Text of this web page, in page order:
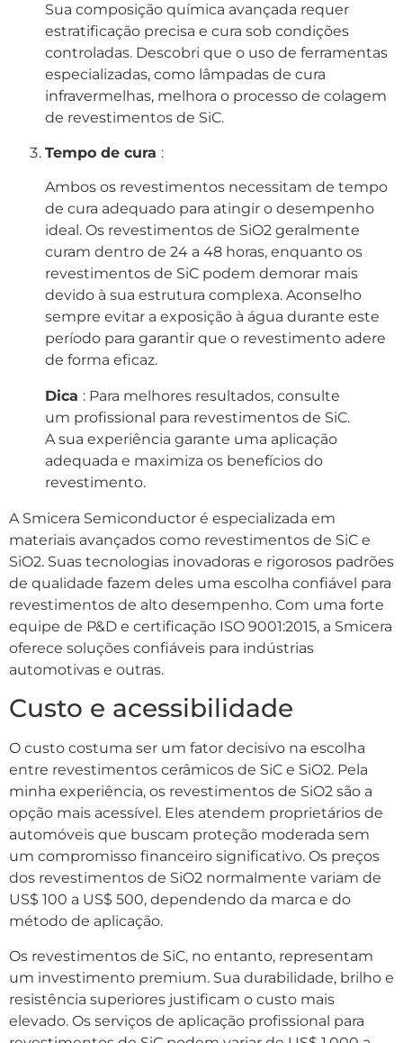
Sua composição química avançada requer
estratificação precisa e cura sob condições
controladas. Descobri que o uso de ferramentas
especializadas, como lâmpadas de cura
infravermelhas, melhora o processo de colagem
de revestimentos de SiC.
Tempo de cura :
Ambos os revestimentos necessitam de tempo
de cura adequado para atingir o desempenho
ideal. Os revestimentos de SiO2 geralmente
curam dentro de 24 a 48 horas, enquanto os
revestimentos de SiC podem demorar mais
devido à sua estrutura complexa. Aconselho
sempre evitar a exposição à água durante este
período para garantir que o revestimento adere
de forma eficaz.
Dica : Para melhores resultados, consulte
um profissional para revestimentos de SiC.
A sua experiência garante uma aplicação
adequada e maximiza os benefícios do
revestimento.
A Smicera Semiconductor é especializada em
materiais avançados como revestimentos de SiC e
SiO2. Suas tecnologias inovadoras e rigorosos padrões
de qualidade fazem deles uma escolha confiável para
revestimentos de alto desempenho. Com uma forte
equipe de P&D e certificação ISO 9001:2015, a Smicera
oferece soluções confiáveis ​​para indústrias
automotivas e outras.
Custo e acessibilidade
O custo costuma ser um fator decisivo na escolha
entre revestimentos cerâmicos de SiC e SiO2. Pela
minha experiência, os revestimentos de SiO2 são a
opção mais acessível. Eles atendem proprietários de
automóveis que buscam proteção moderada sem
um compromisso financeiro significativo. Os preços
dos revestimentos de SiO2 normalmente variam de
US$ 100 a US$ 500, dependendo da marca e do
método de aplicação.
Os revestimentos de SiC, no entanto, representam
um investimento premium. Sua durabilidade, brilho e
resistência superiores justificam o custo mais
elevado. Os serviços de aplicação profissional para